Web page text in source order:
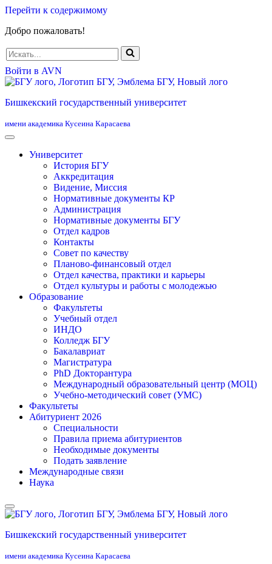
Перейти к содержимому
Добро пожаловать!
Искать...
Войти в AVN
Бишкекский государственный университет
имени академика Кусеина Карасаева
Университет
История БГУ
Аккредитация
Видение, Миссия
Нормативные документы КР
Администрация
Нормативные документы БГУ
Отдел кадров
Контакты
Совет по качеству
Планово-финансовый отдел
Отдел качества, практики и карьеры
Отдел культуры и работы с молодежью
Образование
Факультеты
Учебный отдел
ИНДО
Колледж БГУ
Бакалавриат
Магистратура
PhD Докторантура
Международный образовательный центр (МОЦ)
Учебно-методический совет (УМС)
Факультеты
Абитуриент 2026
Специальности
Правила приема абитуриентов
Необходимые документы
Подать заявление
Международные связи
Наука
Бишкекский государственный университет
имени академика Кусеина Карасаева